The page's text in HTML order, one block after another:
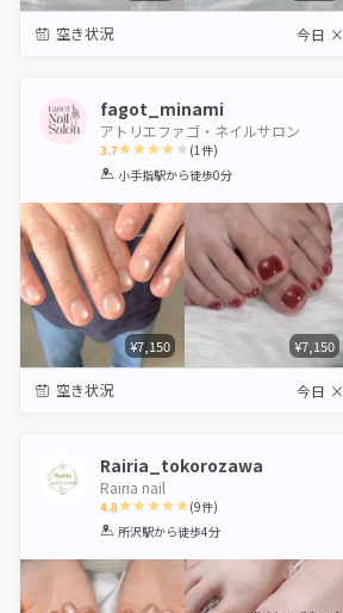
空き状況 今日 ×
fagot_minami
アトリエファゴ・ネイルサロン
3.7
1 2 3 4 5
(1件)
小手指駅から徒歩0分
¥7,150 ¥7,150
空き状況 今日 ×
Rairia_tokorozawa
Rairia nail
4.8
1 2 3 4 5
(9件)
所沢駅から徒歩4分